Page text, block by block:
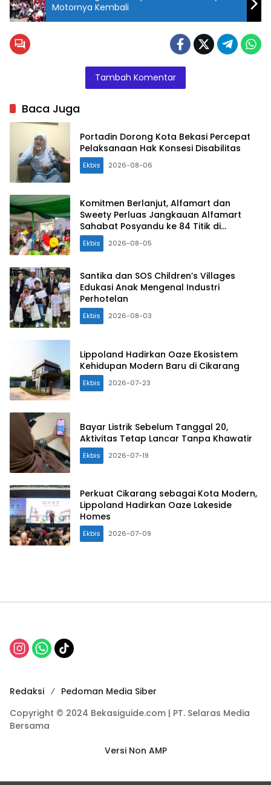
menggunakan
kompor
Motornya Kembali
Tambah Komentar
Baca Juga
Portadin Dorong Kota Bekasi Percepat
Pelaksanaan Hak Konsesi Disabilitas
Ekbis 2026-08-06
Komitmen Berlanjut, Alfamart dan
Sweety Perluas Jangkauan Alfamart
Sahabat Posyandu ke 84 Titik di
Indonesia
Ekbis 2026-08-05
Santika dan SOS Children’s Villages
Edukasi Anak Mengenal Industri
Perhotelan
Ekbis 2026-08-03
Lippoland Hadirkan Oaze Ekosistem
Kehidupan Modern Baru di Cikarang
Ekbis 2026-07-23
Bayar Listrik Sebelum Tanggal 20,
Aktivitas Tetap Lancar Tanpa Khawatir
Ekbis 2026-07-19
Perkuat Cikarang sebagai Kota Modern,
Lippoland Hadirkan Oaze Lakeside
Homes
Ekbis 2026-07-09
Redaksi
Pedoman Media Siber
Copyright © 2024 Bekasiguide.com | PT. Selaras Media
Bersama
Versi Non AMP